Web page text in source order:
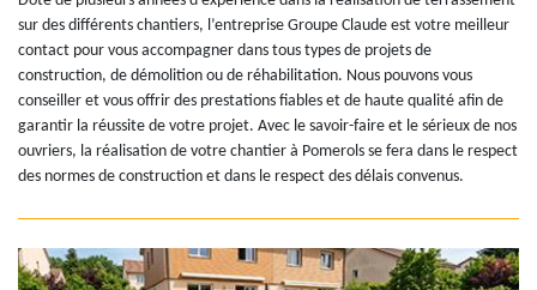
sur des différents chantiers, l’entreprise Groupe Claude est votre meilleur
contact pour vous accompagner dans tous types de projets de
construction, de démolition ou de réhabilitation. Nous pouvons vous
conseiller et vous offrir des prestations fiables et de haute qualité afin de
garantir la réussite de votre projet. Avec le savoir-faire et le sérieux de nos
ouvriers, la réalisation de votre chantier à Pomerols se fera dans le respect
des normes de construction et dans le respect des délais convenus.